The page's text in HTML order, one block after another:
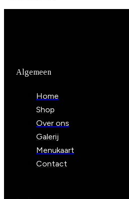
Algemeen
Home
Shop
Over ons
Galerij
Menukaart
Contact